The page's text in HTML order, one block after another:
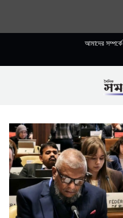
আমাদের সম্পর্কে